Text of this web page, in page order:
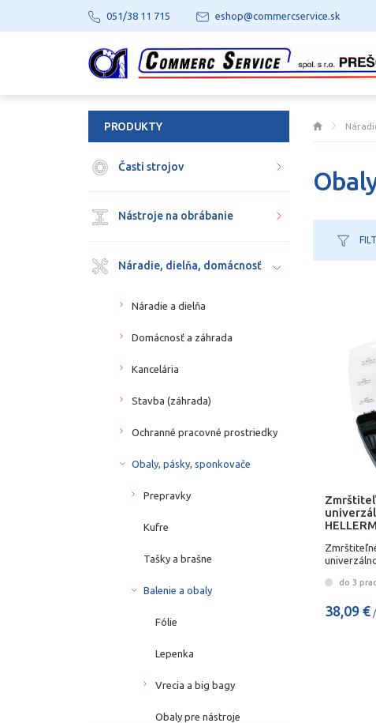
do 3
38,09 €
PRODUKTY
Časti strojov
Nástroje na obrábanie
Náradie, dielňa, domácnosť
Náradie a dielňa
Domácnosť a záhrada
Kancelária
Stavba (záhrada)
Ochranné pracovné prostriedky
Obaly, pásky, sponkovače
Prepravky
Kufre
Tašky a brašne
Balenie a obaly
Fólie
Lepenka
Vrecia a big bagy
Obaly pre nástroje
051/38 11 715 eshop@commercservice.sk